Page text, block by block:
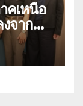
คเหนือ
จาก